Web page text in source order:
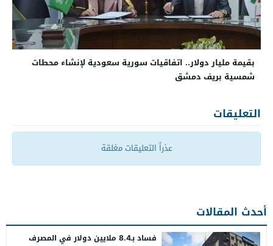
بقيمة مليار دولار.. اتفاقيات سورية سعودية لإنشاء محطات
شمسية بريف دمشق
التعليقات
عذراً التعليقات مغلقة
أحدث المقالات
فساد بـ8.4 ملايين دولار في المصرف